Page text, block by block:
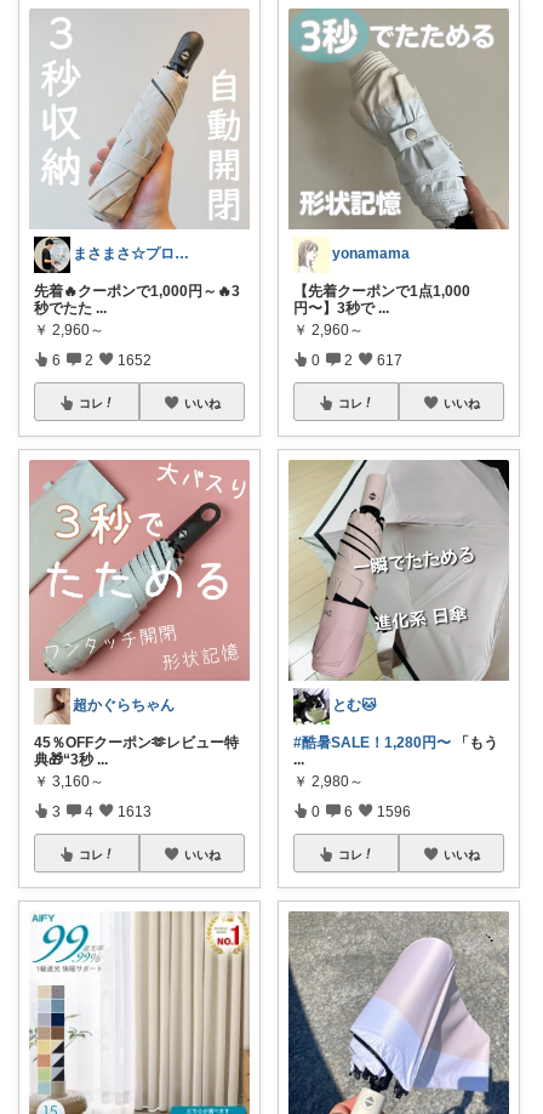
まさまさ☆プロフも見てね✨
先着🔥クーポンで1,000円～🔥3
秒でたた ...
￥ 2,960～
6 2 1652
コレ いいね
超かぐらちゃん
45％OFFクーポン🫶レビュー特
典🎁“3秒 ...
￥ 3,160～
3 4 1613
コレ いいね
yonamama
【先着クーポンで1点1,000
円〜】3秒で ...
￥ 2,960～
0 2 617
コレ いいね
とむ🐱
#酷暑SALE！1,280円〜 ​「もう
...
￥ 2,980～
0 6 1596
コレ いいね